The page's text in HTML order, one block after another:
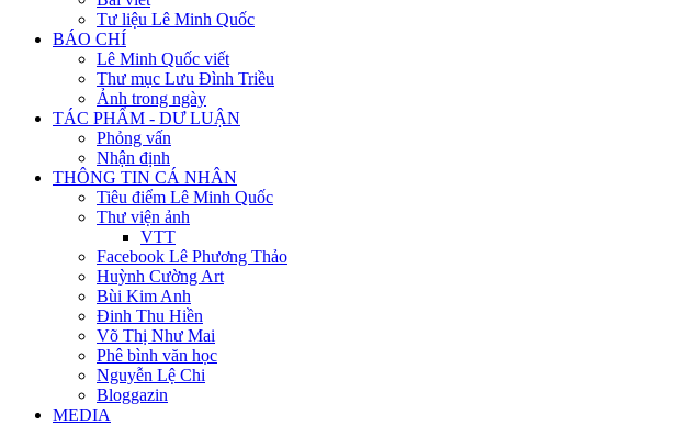
Tư liệu Lê Minh Quốc
BÁO CHÍ
Lê Minh Quốc viết
Thư mục Lưu Đình Triều
Ảnh trong ngày
TÁC PHẨM - DƯ LUẬN
Phỏng vấn
Nhận định
THÔNG TIN CÁ NHÂN
Tiêu điểm Lê Minh Quốc
Thư viện ảnh
VTT
Facebook Lê Phương Thảo
Huỳnh Cường Art
Bùi Kim Anh
Đinh Thu Hiền
Võ Thị Như Mai
Phê bình văn học
Nguyễn Lệ Chi
Bloggazin
MEDIA